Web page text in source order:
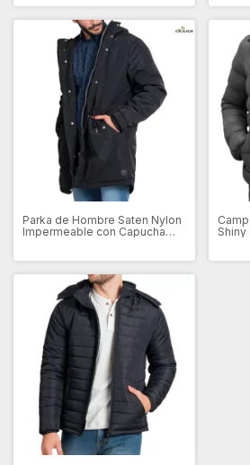
Parka de Hombre Saten Nylon
Impermeable con Capucha
Shiny